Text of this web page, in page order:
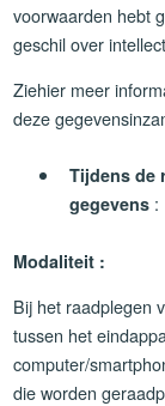
voorwaarden hebt
geschil over
Ziehier meer
deze
Tijdens de
gegevens :
Modaliteit :
Bij het raadplegen
tussen het
computer/
die worden